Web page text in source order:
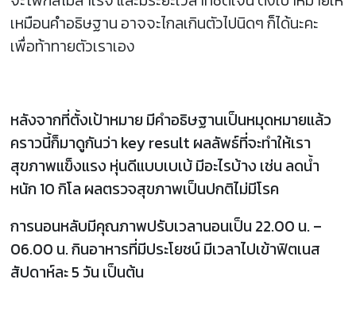
เหมือนคำอธิษฐาน อาจจะไกลเกินตัวไปนิดๆ ก็ได้นะคะ
เพื่อท้าทายตัวเราเอง
หลังจากที่ตั้งเป้าหมาย มีคำอธิษฐานเป็นหมุดหมายแล้ว
คราวนี้ก็มาดูกันว่า key result ผลลัพธ์ที่จะทำให้เรา
สุขภาพแข็งแรง หุ่นดีแบบเบเบ้ มีอะไรบ้าง เช่น ลดน้ำ
หนัก 10 กิโล ผลตรวจสุขภาพเป็นปกติไม่มีโรค
การนอนหลับมีคุณภาพปรับเวลานอนเป็น 22.00 น. –
06.00 น. กินอาหารที่มีประโยชน์ มีเวลาไปเข้าฟิตเนส
สัปดาห์ละ 5 วัน เป็นต้น